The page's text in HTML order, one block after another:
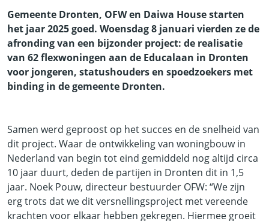
Gemeente Dronten, OFW en Daiwa House starten
het jaar 2025 goed. Woensdag 8 januari vierden ze de
afronding van een bijzonder project: de realisatie
van 62 flexwoningen aan de Educalaan in Dronten
voor jongeren, statushouders en spoedzoekers met
binding in de gemeente Dronten.
Samen werd geproost op het succes en de snelheid van
dit project. Waar de ontwikkeling van woningbouw in
Nederland van begin tot eind gemiddeld nog altijd circa
10 jaar duurt, deden de partijen in Dronten dit in 1,5
jaar. Noek Pouw, directeur bestuurder OFW: “We zijn
erg trots dat we dit versnellingsproject met vereende
krachten voor elkaar hebben gekregen. Hiermee groeit